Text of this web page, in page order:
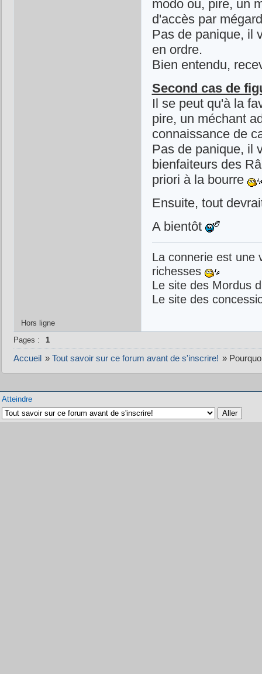
modo ou, pire, un
d'accès par
Pas de panique, il
en ordre.
Bien entendu,
Second cas de
Il se peut qu'à la
pire, un méchant
connaissance de
Pas de panique, il
bienfaiteurs des
priori à la bourre
Ensuite, tout
A bientôt
La connerie est une
richesses
Le site des Mordus
Le site des
Hors ligne
Pages :
1
Accueil » Tout savoir sur ce forum avant de s'inscrire! »
Atteindre